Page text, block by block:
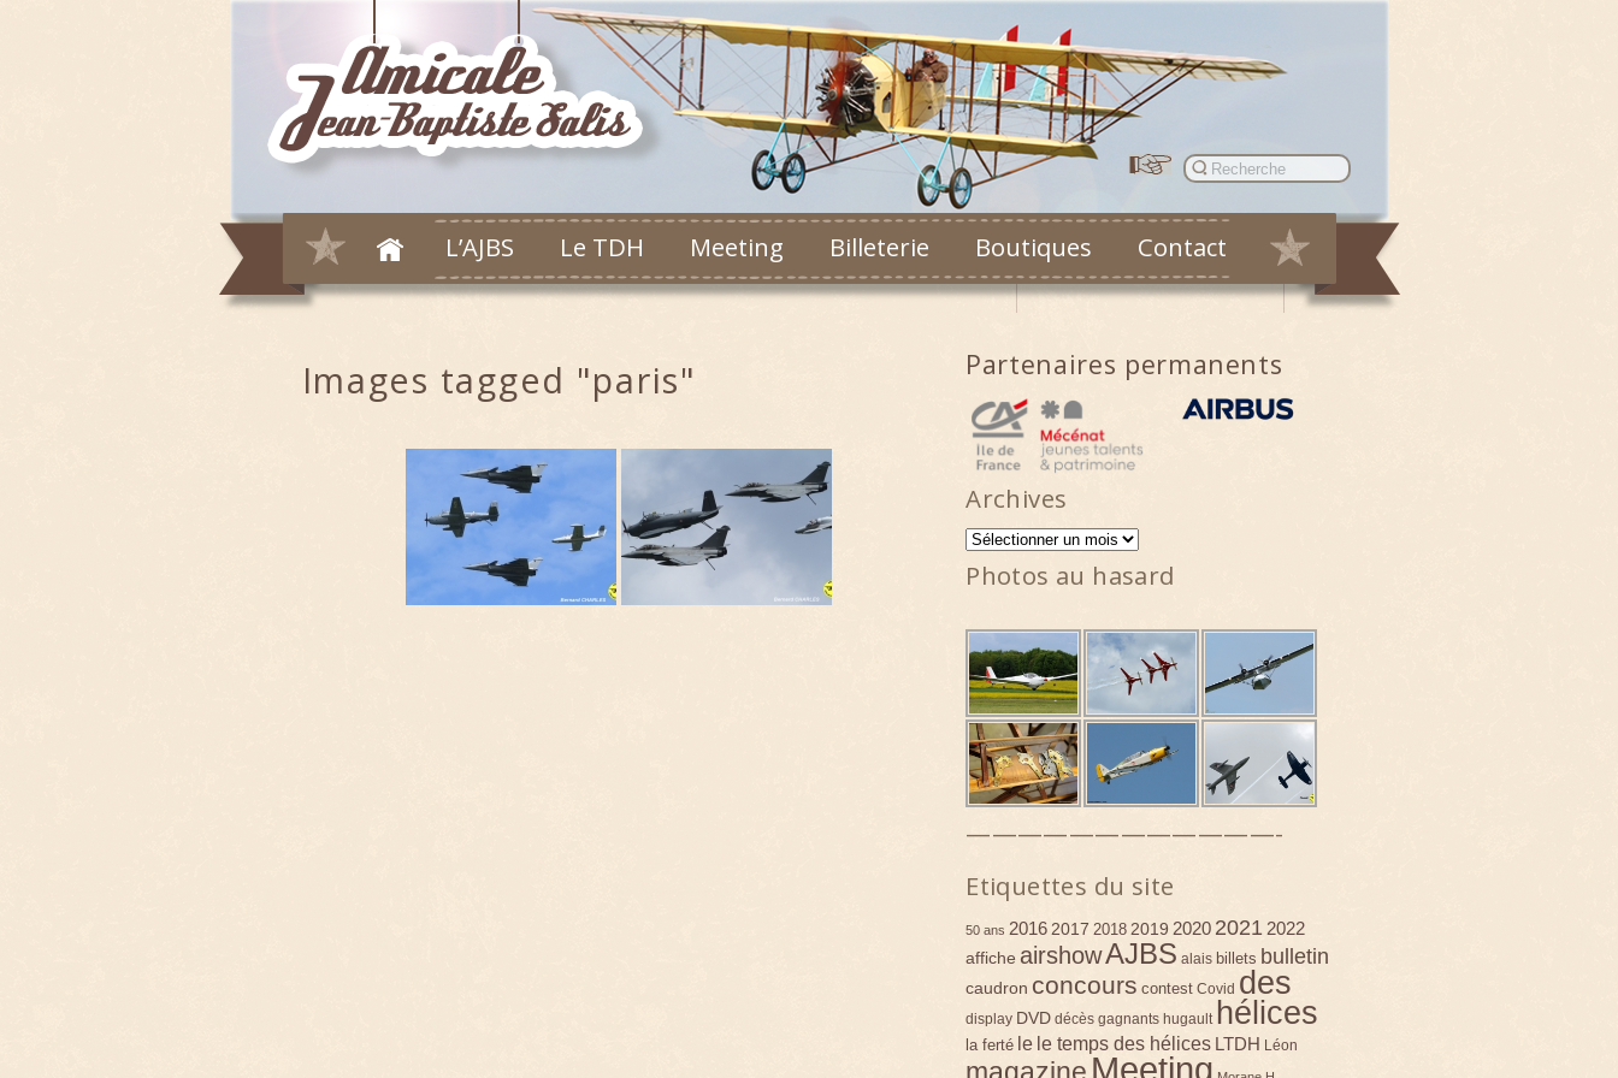
L’AJBS Le TDH Meeting Billeterie Boutiques Contact
Images tagged "paris" Partenaires permanents
Archives
Archives
Photos au hasard
————————————-
Etiquettes du site
50 ans 2016 2017 2018 2019 2020 2021 2022
affiche airshowAJBS alais billets bulletin
caudron concours contest Covid des
display DVD décès gagnants hugault hélices
la ferté le le temps des hélices LTDH Léon
magazine Meeting